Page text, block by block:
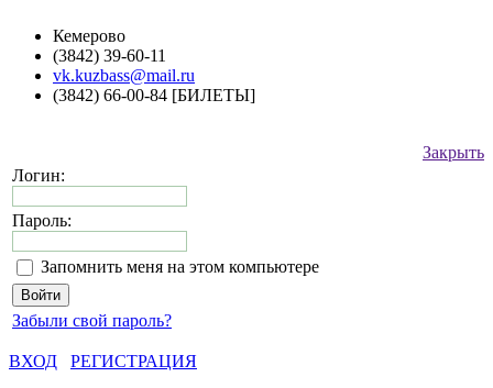
Кемерово
(3842) 39-60-11
vk.kuzbass@mail.ru
(3842) 66-00-84 [БИЛЕТЫ]
Закрыть
Логин:
Пароль:
Запомнить меня на этом компьютере
Забыли свой пароль?
ВХОД
РЕГИСТРАЦИЯ